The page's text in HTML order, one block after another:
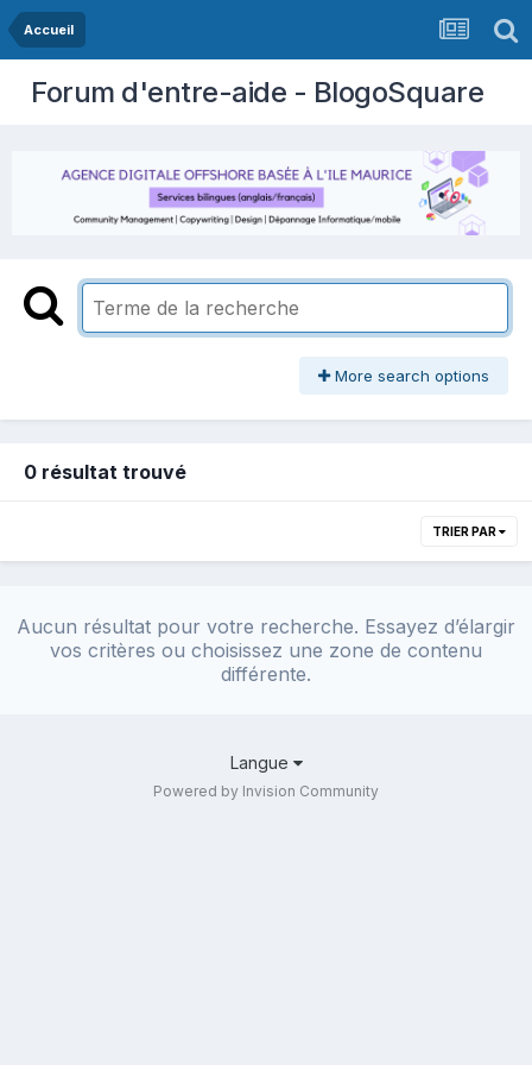
Accueil
Forum d'entre-aide - BlogoSquare
More search options
0 résultat trouvé
TRIER PAR
Aucun résultat pour votre recherche. Essayez d’élargir
vos critères ou choisissez une zone de contenu
différente.
Langue
Powered by Invision Community